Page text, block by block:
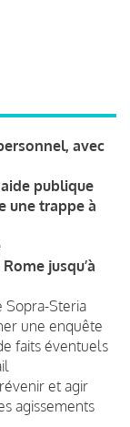
avec
publique
une trappe à
jusqu’à
Sopra-Steria
une enquête
faits éventuels
et agir
agissements